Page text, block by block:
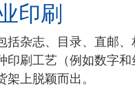
印刷
括杂志、目录、直邮
印刷工艺（例如数字
上脱颖而出。